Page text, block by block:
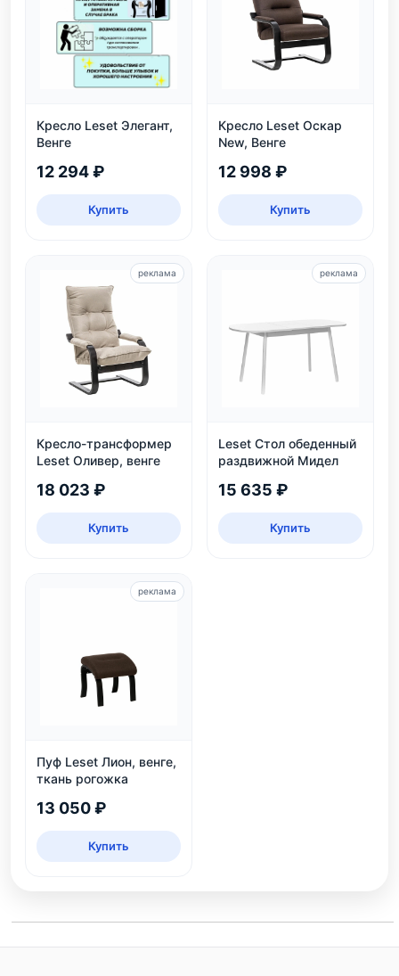
Кресло Leset Элегант,
Венге
12 294 ₽
Купить
Кресло Leset Оскар
New, Венге
12 998 ₽
Купить
Кресло-трансформер
Leset Оливер, венге
18 023 ₽
Купить
реклама
Leset Стол обеденный
раздвижной Мидел
15 635 ₽
Купить
реклама
Пуф Leset Лион, венге,
ткань рогожка
13 050 ₽
Купить
реклама